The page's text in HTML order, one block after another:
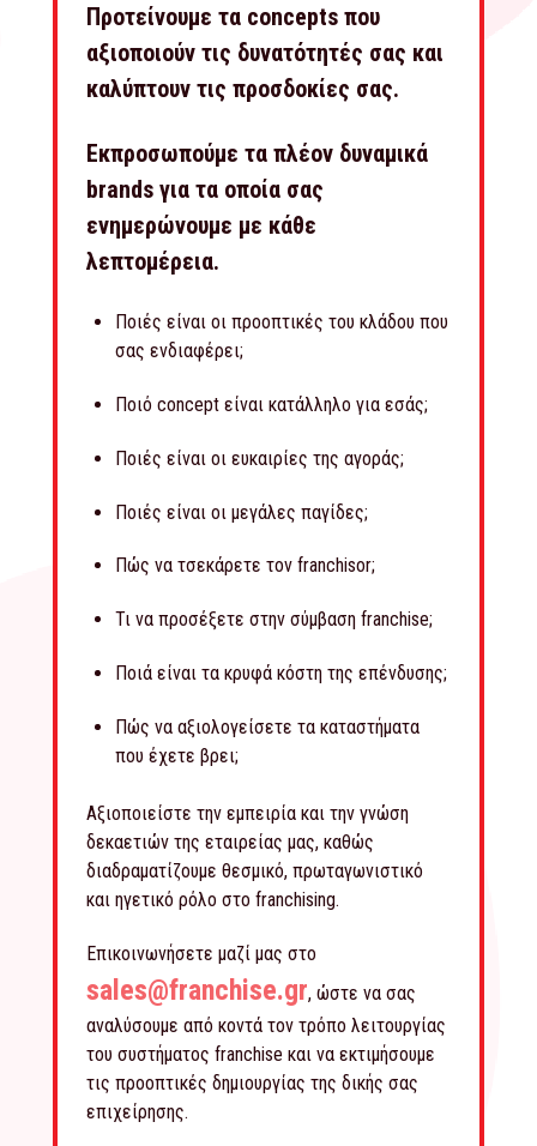
Προτείνουμε τα concepts που
αξιοποιούν τις δυνατότητές σας και
καλύπτουν τις προσδοκίες σας.
Εκπροσωπούμε τα πλέον δυναμικά
brands για τα οποία σας
ενημερώνουμε με κάθε
λεπτομέρεια.
Ποιές είναι οι προοπτικές του κλάδου που
σας ενδιαφέρει;
Ποιό concept είναι κατάλληλο για εσάς;
Ποιές είναι οι ευκαιρίες της αγοράς;
Ποιές είναι οι μεγάλες παγίδες;
Πώς να τσεκάρετε τον franchisor;
Τι να προσέξετε στην σύμβαση franchise;
Ποιά είναι τα κρυφά κόστη της επένδυσης;
Πώς να αξιολογείσετε τα καταστήματα
που έχετε βρει;
Αξιοποιείστε την εμπειρία και την γνώση
δεκαετιών της εταιρείας μας, καθώς
διαδραματίζουμε θεσμικό, πρωταγωνιστικό
και ηγετικό ρόλο στο franchising.
Επικοινωνήσετε μαζί μας στο
sales@franchise.gr, ώστε να σας
αναλύσουμε από κοντά τον τρόπο λειτουργίας
του συστήματος franchise και να εκτιμήσουμε
τις προοπτικές δημιουργίας της δικής σας
επιχείρησης.